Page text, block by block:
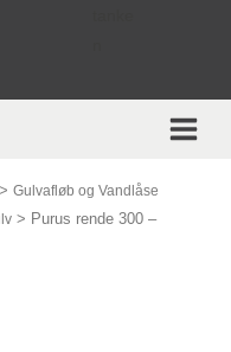
> Gulvafløb og Vandlåse
> Purus rende 300 –